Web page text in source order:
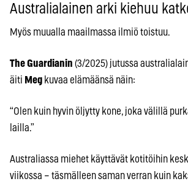
Australialainen arki kiehuu
Myös muualla maailmassa ilmiö toistuu.
The Guardianin (3/2025) jutussa
äiti Meg kuvaa elämäänsä näin:
“Olen kuin hyvin öljytty kone, joka välillä
lailla.”
Australiassa miehet käyttävät kotitöihin
viikossa – täsmälleen saman verran kuin